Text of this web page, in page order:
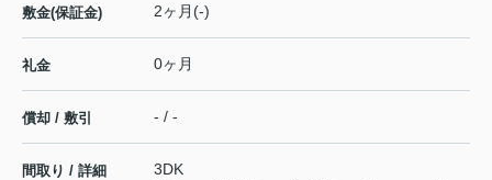
敷金(保証金) 2ヶ月(-)
礼金 0ヶ月
償却 / 敷引 - / -
間取り / 詳細
3DK